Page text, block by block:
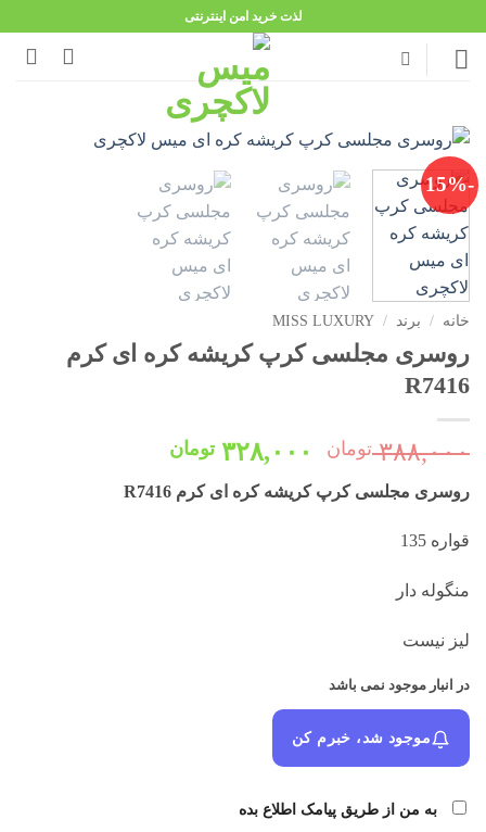
content
لذت خرید امن اینترنتی
-15%
خانه / برند /
MISS LUXURY
روسری مجلسی کرپ کریشه کره ای کرم
R7416
۳۸۸,۰۰۰ تومان
قیمت
اصلی:
۳۸۸,۰۰۰ تومان
۳۲۸,۰۰۰ تومان
۳۲۸,۰۰۰ تومان. روسری مجلسی کرپ کریشه کره ای کرم R7416
قواره 135
منگوله دار
لیز نیست
در انبار موجود نمی باشد
موجود شد، خبرم کن
به من از طریق پیامک اطلاع بده